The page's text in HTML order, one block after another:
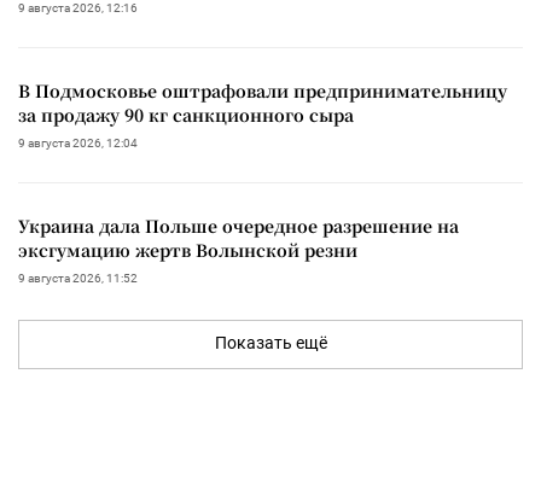
9 августа 2026, 12:16
В Подмосковье оштрафовали предпринимательницу
за продажу 90 кг санкционного сыра
9 августа 2026, 12:04
Украина дала Польше очередное разрешение на
эксгумацию жертв Волынской резни
9 августа 2026, 11:52
Показать ещё